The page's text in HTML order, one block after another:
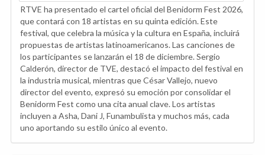
RTVE ha presentado el cartel oficial del Benidorm Fest 2026,
que contará con 18 artistas en su quinta edición. Este
festival, que celebra la música y la cultura en España, incluirá
propuestas de artistas latinoamericanos. Las canciones de
los participantes se lanzarán el 18 de diciembre. Sergio
Calderón, director de TVE, destacó el impacto del festival en
la industria musical, mientras que César Vallejo, nuevo
director del evento, expresó su emoción por consolidar el
Benidorm Fest como una cita anual clave. Los artistas
incluyen a Asha, Dani J, Funambulista y muchos más, cada
uno aportando su estilo único al evento.